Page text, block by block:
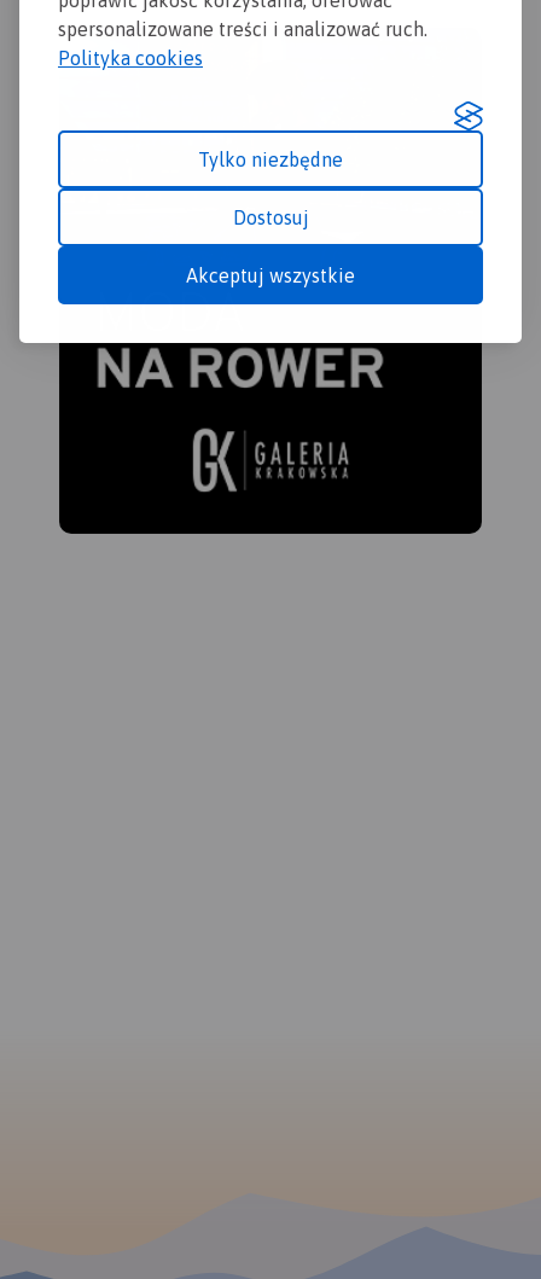
spersonalizowane treści i analizować ruch.
Polityka cookies
Tylko niezbędne
Dostosuj
Akceptuj wszystkie